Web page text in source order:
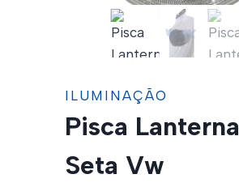
ILUMINAÇÃO
Pisca Lanterna
Seta Vw